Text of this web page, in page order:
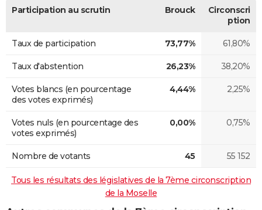
Participation au scrutin Brouck
Circonscri
ption
Taux de participation 73,77% 61,80%
Taux d'abstention 26,23% 38,20%
Votes blancs (en pourcentage
des votes exprimés)
4,44% 2,25%
Votes nuls (en pourcentage des
votes exprimés)
0,00% 0,75%
Nombre de votants 45 55 152
Tous les résultats des législatives de la 7ème circonscription
de la Moselle